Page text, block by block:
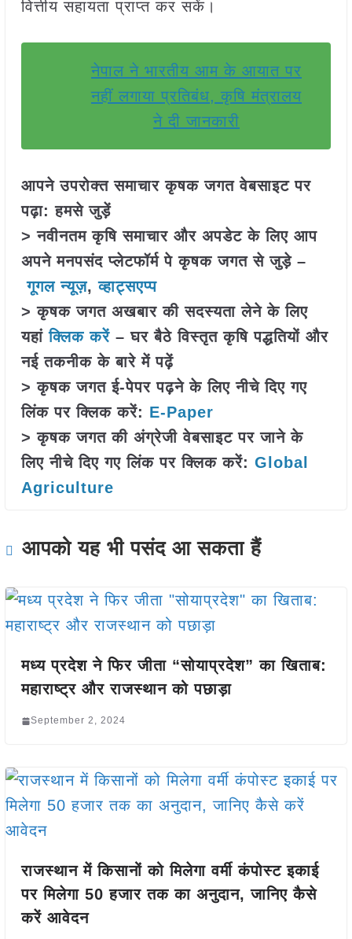
वित्तीय सहायता प्राप्त कर सकें।
नेपाल ने भारतीय आम के आयात पर
नहीं लगाया प्रतिबंध, कृषि मंत्रालय
ने दी जानकारी
आपने उपरोक्त समाचार कृषक जगत वेबसाइट पर
पढ़ा: हमसे जुड़ें
> नवीनतम कृषि समाचार और अपडेट के लिए आप
अपने मनपसंद प्लेटफॉर्म पे कृषक जगत से जुड़े –
गूगल न्यूज़,व्हाट्सएप्प
> कृषक जगत अखबार की सदस्यता लेने के लिए
यहांक्लिक करें– घर बैठे विस्तृत कृषि पद्धतियों और
नई तकनीक के बारे में पढ़ें
> कृषक जगत ई-पेपर पढ़ने के लिए नीचे दिए गए
लिंक पर क्लिक करें: E-Paper
> कृषक जगत की अंग्रेजी वेबसाइट पर जाने के
लिए नीचे दिए गए लिंक पर क्लिक करें: Global
Agriculture
आपको यह भी पसंद आ सकता हैं
मध्य प्रदेश ने फिर जीता “सोयाप्रदेश” का खिताब:
महाराष्ट्र और राजस्थान को पछाड़ा
September 2, 2024
राजस्थान में किसानों को मिलेगा वर्मी कंपोस्ट इकाई
पर मिलेगा 50 हजार तक का अनुदान, जानिए कैसे
करें आवेदन